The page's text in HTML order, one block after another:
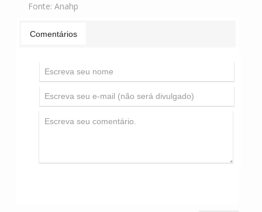
Fonte: Anahp
Comentários